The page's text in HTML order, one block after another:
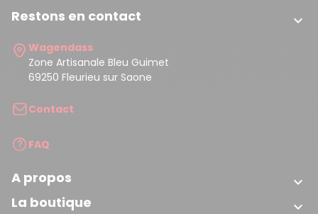
Restons en contact 
Wagendass
Zone Artisanale Bleu Guimet
69250 Fleurieu sur Saone
Contact
FAQ
A propos 
La boutique 